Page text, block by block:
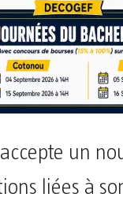
un
liées à